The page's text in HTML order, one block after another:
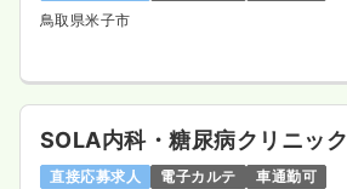
鳥取県米子市
SOLA内科・糖尿病クリニック
直接応募求人 電子カルテ
車通勤可